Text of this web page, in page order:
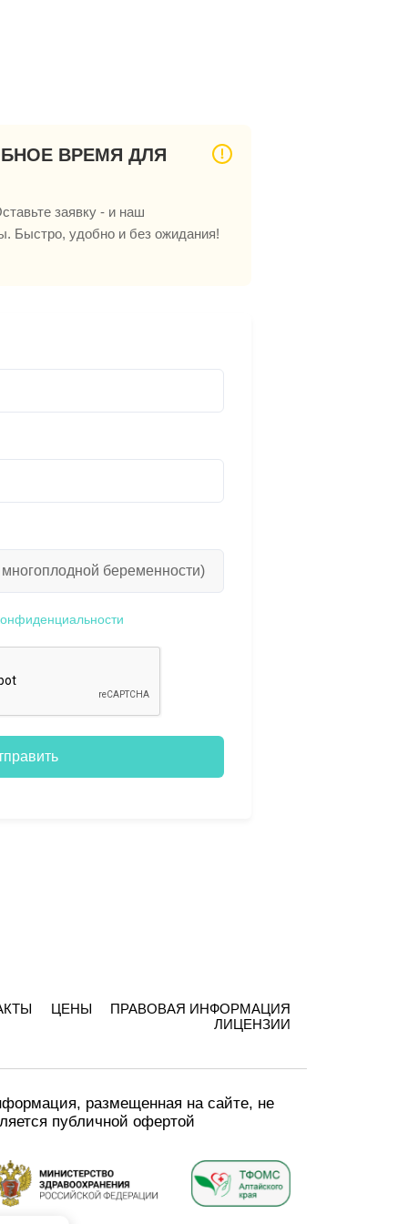
ВРЕМЯ ДЛЯ
заявку - и наш
Быстро, удобно и без ожидания!
ЦЕНЫ
ПРАВОВАЯ ИНФОРМАЦИЯ
ЛИЦЕНЗИИ
размещенная на сайте, не
публичной офертой